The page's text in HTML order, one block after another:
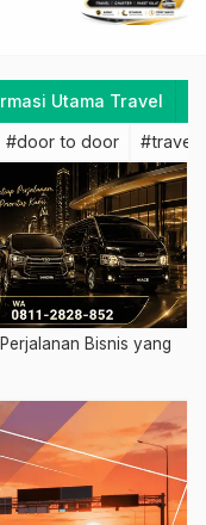
Utama Travel
#door to door #travel
Bisnis yang